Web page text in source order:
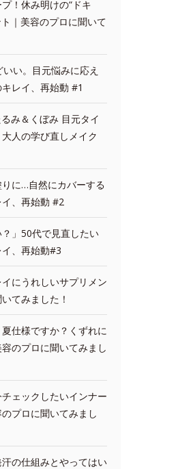
！休み明けの“ドキ
｜美容のプロに聞いて
い。目元悩みに応え
レイ、再始動 #1
み＆くぼみ 目元タイ
人の学び直しメイク
に…自然にカバーする
、再始動 #2
？」50代で見直したい
、再始動#3
にうれしいサプリメン
てみました！
仕様ですか？くずれに
のプロに聞いてみまし
ェックしたいインナー
プロに聞いてみまし
の仕組みとやってはい